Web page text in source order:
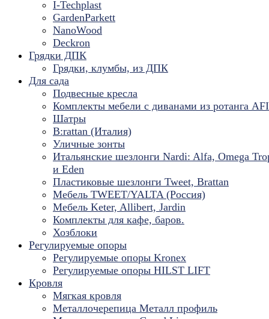
I-Techplast
GardenParkett
NanoWood
Deckron
Грядки ДПК
Грядки, клумбы, из ДПК
Для сада
Подвесные кресла
Комплекты мебели с диванами из ротанга
Шатры
B:rattan (Италия)
Уличные зонты
Итальянские шезлонги Nardi: Alfa, Omega
и Eden
Пластиковые шезлонги Tweet, Brattan
Мебель TWEET/YALTA (Россия)
Мебель Keter, Allibert, Jardin
Комплекты для кафе, баров.
Хозблоки
Регулируемые опоры
Регулируемые опоры Kronex
Регулируемые опоры HILST LIFT
Кровля
Мягкая кровля
Металлочерепица Металл профиль